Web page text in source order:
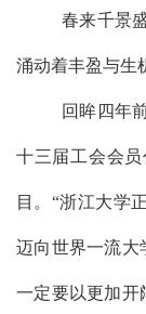
春来千景
涌动着丰盈与生
回眸 四年
十三届工会会
目。 “浙江大学
迈向世界一流大
一定要以更加开